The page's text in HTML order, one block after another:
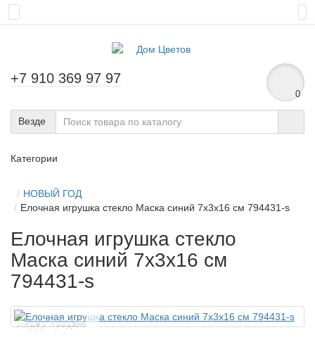
+7 910 369 97 97
0
Везде
Категории
НОВЫЙ ГОД
Елочная игрушка стекло Маска синий 7х3х16 см 794431-s
Елочная игрушка стекло
Маска синий 7х3х16 см
794431-s
Лидер продаж!